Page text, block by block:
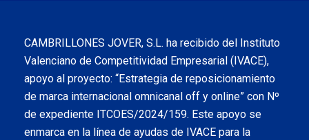
CAMBRILLONES JOVER, S.L. ha recibido del Instituto
Valenciano de Competitividad Empresarial (IVACE),
apoyo al proyecto: “Estrategia de reposicionamiento
de marca internacional omnicanal off y online” con Nº
de expediente ITCOES/2024/159. Este apoyo se
enmarca en la línea de ayudas de IVACE para la